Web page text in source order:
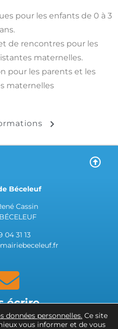
pour les enfants de 0 à 3
ans.
de rencontres pour les
maternelles.
pour les parents et les
maternelles
Béceleuf
Cassin
04 31 13
écrire
données personnelles. Ce site
vous informer et de vous